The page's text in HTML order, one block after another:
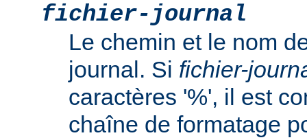
fichier-journal
Le chemin et le nom
journal. Si fichier-
caractères '%', il est
chaîne de formatage